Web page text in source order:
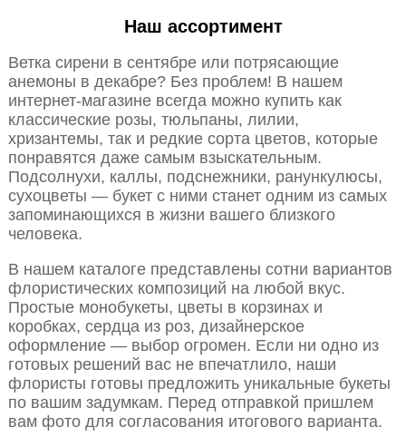
Наш ассортимент
Ветка сирени в сентябре или потрясающие
анемоны в декабре? Без проблем! В нашем
интернет-магазине всегда можно купить как
классические розы, тюльпаны, лилии,
хризантемы, так и редкие сорта цветов, которые
понравятся даже самым взыскательным.
Подсолнухи, каллы, подснежники, ранункулюсы,
сухоцветы — букет с ними станет одним из самых
запоминающихся в жизни вашего близкого
человека.
В нашем каталоге представлены сотни вариантов
флористических композиций на любой вкус.
Простые монобукеты, цветы в корзинах и
коробках, сердца из роз, дизайнерское
оформление — выбор огромен. Если ни одно из
готовых решений вас не впечатлило, наши
флористы готовы предложить уникальные букеты
по вашим задумкам. Перед отправкой пришлем
вам фото для согласования итогового варианта.